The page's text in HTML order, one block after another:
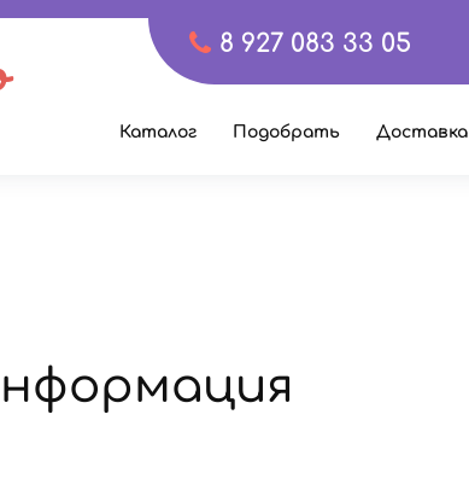
8 927 083 33 05
Каталог Подобрать Доставка